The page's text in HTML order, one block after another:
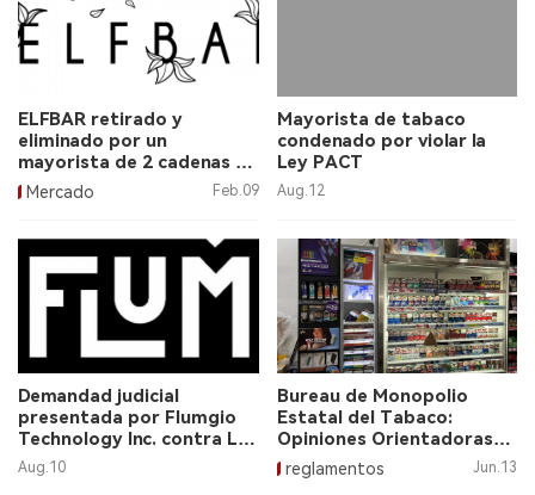
ELFBAR retirado y
eliminado por un
mayorista de 2 cadenas de
supermercados
adicionales.
Mercado Feb.09
Mayorista de tabaco
condenado por violar la
Ley PACT
Aug.12
Demandad judicial
presentada por Flumgio
Technology Inc. contra La
Carbonella Wholesale.
Aug.10
Bureau de Monopolio
Estatal del Tabaco:
Opiniones Orientadoras
sobre la Distribución de
Empresas Mayoristas de
reglamentos Jun.13